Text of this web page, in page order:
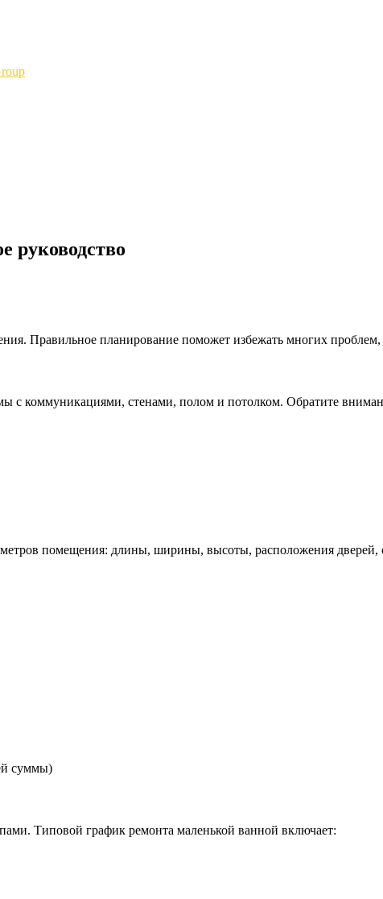
руководство
Правильное планирование поможет избежать многих
с коммуникациями, стенами, полом и потолком. Обратите
помещения: длины, ширины, высоты, расположения
суммы)
Типовой график ремонта маленькой ванной включает: